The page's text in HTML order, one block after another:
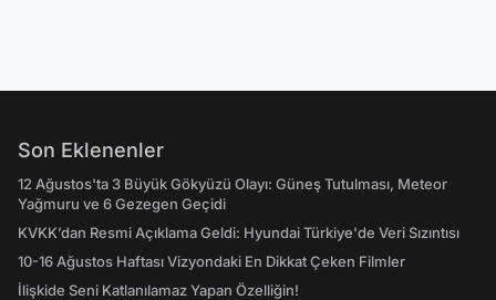
Son Eklenenler
12 Ağustos'ta 3 Büyük Gökyüzü Olayı: Güneş Tutulması, Meteor
Yağmuru ve 6 Gezegen Geçidi
KVKK’dan Resmi Açıklama Geldi: Hyundai Türkiye'de Veri Sızıntısı
10-16 Ağustos Haftası Vizyondaki En Dikkat Çeken Filmler
İlişkide Seni Katlanılamaz Yapan Özelliğin!